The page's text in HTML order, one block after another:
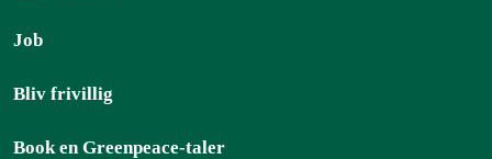
Job
Bliv frivillig
Book en Greenpeace-taler